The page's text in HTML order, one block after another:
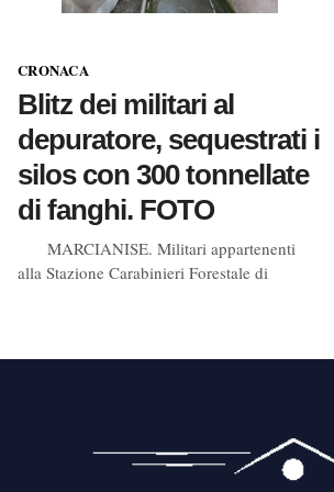
CRONACA
Blitz dei militari al
depuratore, sequestrati i
silos con 300 tonnellate
di fanghi. FOTO
MARCIANISE. Militari appartenenti
alla Stazione Carabinieri Forestale di